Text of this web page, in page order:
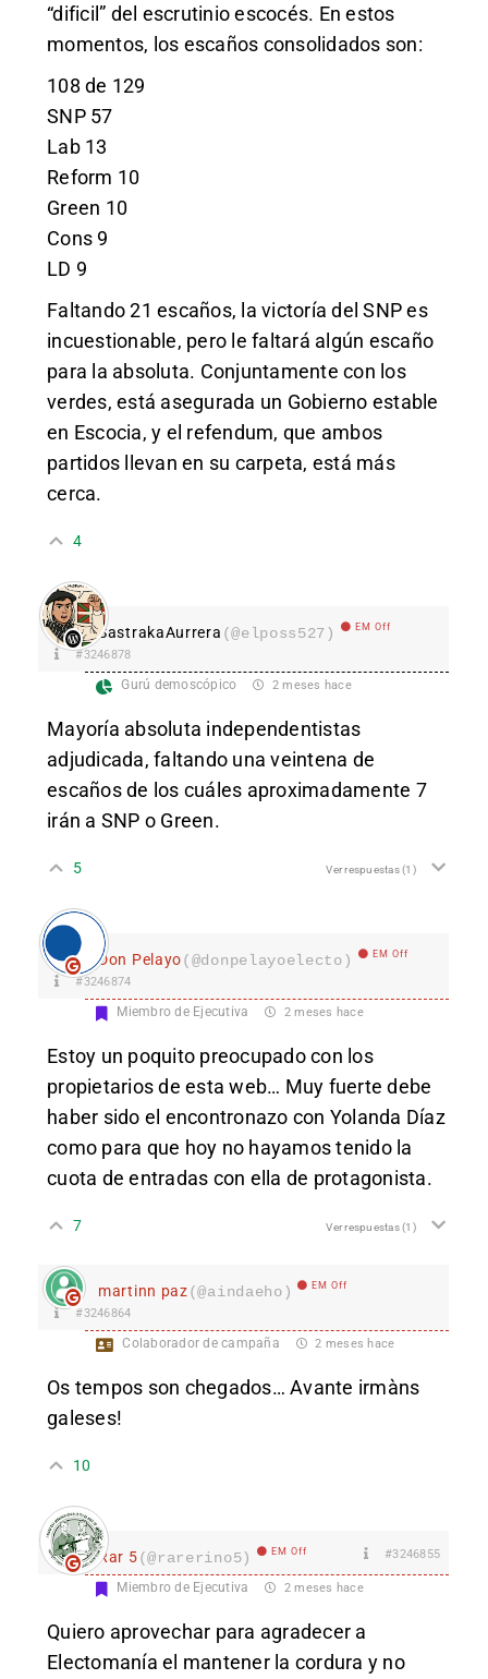
“dificil” del escrutinio escocés. En estos
momentos, los escaños consolidados son:
108 de 129
SNP 57
Lab 13
Reform 10
Green 10
Cons 9
LD 9
Faltando 21 escaños, la victoría del SNP es
incuestionable, pero le faltará algún escaño
para la absoluta. Conjuntamente con los
verdes, está asegurada un Gobierno estable
en Escocia, y el refendum, que ambos
partidos llevan en su carpeta, está más
cerca.
4
SastrakaAurrera (@elposs527) EM Off
#3246878
Gurú demoscópico 2 meses hace
Mayoría absoluta independentistas
adjudicada, faltando una veintena de
escaños de los cuáles aproximadamente 7
irán a SNP o Green.
5 Ver respuestas(1)
Don Pelayo(@donpelayoelecto) EM Off
#3246874
Miembro de Ejecutiva 2 meses hace
Estoy un poquito preocupado con los
propietarios de esta web… Muy fuerte debe
haber sido el encontronazo con Yolanda Díaz
como para que hoy no hayamos tenido la
cuota de entradas con ella de protagonista.
7 Ver respuestas(1)
martinn paz(@aindaeho) EM Off
#3246864
Colaborador de campaña 2 meses hace
Os tempos son chegados… Avante irmàns
galeses!
10
Rar 5(@rarerino5) EM Off #3246855
Miembro de Ejecutiva 2 meses hace
Quiero aprovechar para agradecer a
Electomanía el mantener la cordura y no